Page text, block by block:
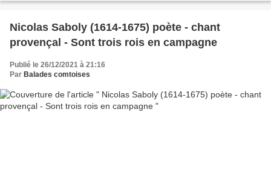
Nicolas Saboly (1614-1675) poète - chant
provençal - Sont trois rois en campagne
Publié le 26/12/2021 à 21:16
Par Balades comtoises